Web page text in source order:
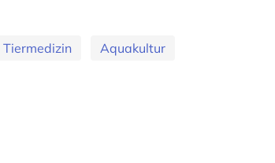
Tiermedizin Aquakultur